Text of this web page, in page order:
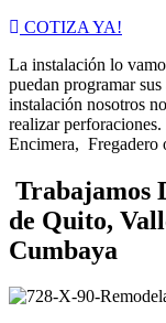
COTIZA YA!
La instalación lo
puedan programar
instalación nosotros
realizar
Encimera, Fregadero
Trabajamos
de Quito,
Cumbaya